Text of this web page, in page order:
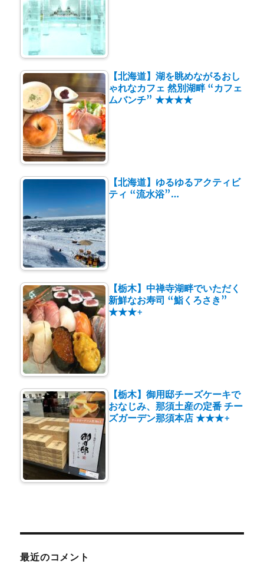
【北海道】湖を眺めながるおし
ゃれなカフェ 然別湖畔 “カフェ
ムバンチ” ★★★★
【北海道】ゆるゆるアクティビ
ティ “流水浴”…
【栃木】中禅寺湖畔でいただく
新鮮なお寿司 “鮨くろさき”
★★★+
【栃木】御用邸チーズケーキで
おなじみ、那須土産の定番 チー
ズガーデン那須本店 ★★★+
最近のコメント